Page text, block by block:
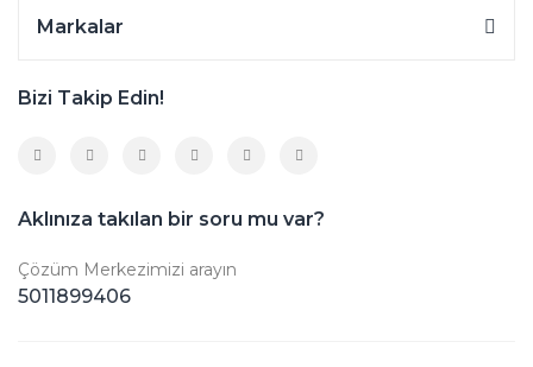
Markalar
Bizi Takip Edin!
Aklınıza takılan bir soru mu var?
Çözüm Merkezimizi arayın
5011899406